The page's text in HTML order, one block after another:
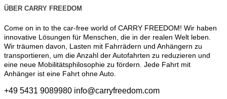
ÜBER CARRY FREEDOM
Come on in to the car-free world of CARRY FREEDOM! Wir haben
innovative Lösungen für Menschen, die in der realen Welt leben.
Wir träumen davon, Lasten mit Fahrrädern und Anhängern zu
transportieren, um die Anzahl der Autofahrten zu reduzieren und
eine neue Mobilitätsphilosophie zu fördern. Jede Fahrt mit
Anhänger ist eine Fahrt ohne Auto.
+49 5431 9089980 info@carryfreedom.com